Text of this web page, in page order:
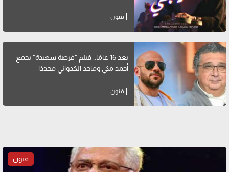
فنون
بعد 16 عامًا.. فيلم "فرصة سعيدة" يجمع
أحمد مكي وماجد الكدواني مجددًا
فنون
فنون